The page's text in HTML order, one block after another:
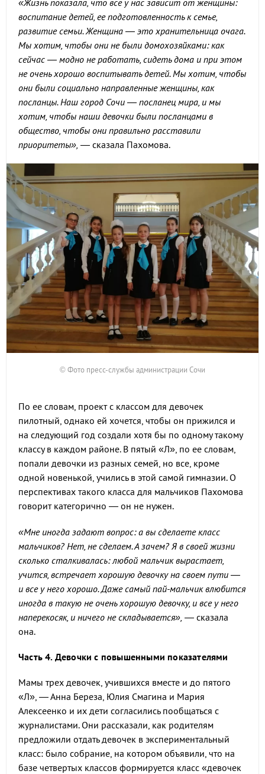
«Жизнь показала, что все у нас зависит от женщины:
воспитание детей, ее подготовленность к семье,
развитие семьи. Женщина — это хранительница очага.
Мы хотим, чтобы они не были домохозяйками: как
сейчас — модно не работать, сидеть дома и при этом
не очень хорошо воспитывать детей. Мы хотим, чтобы
они были социально направленные женщины, как
посланцы. Наш город Сочи — посланец мира, и мы
хотим, чтобы наши девочки были посланцами в
общество, чтобы они правильно расставили
приоритеты», — сказала Пахомова.
© Фото пресс-службы администрации Сочи
По ее словам, проект с классом для девочек
пилотный, однако ей хочется, чтобы он прижился и
на следующий год создали хотя бы по одному такому
классу в каждом районе. В пятый «Л», по ее словам,
попали девочки из разных семей, но все, кроме
одной новенькой, учились в этой самой гимназии. О
перспективах такого класса для мальчиков Пахомова
говорит категорично — он не нужен.
«Мне иногда задают вопрос: а вы сделаете класс
мальчиков? Нет, не сделаем. А зачем? Я в своей жизни
сколько сталкивалась: любой мальчик вырастает,
учится, встречает хорошую девочку на своем пути —
и все у него хорошо. Даже самый пай-мальчик влюбится
иногда в такую не очень хорошую девочку, и все у него
наперекосяк, и ничего не складывается», — сказала
она.
Часть 4. Девочки с повышенными показателями
Мамы трех девочек, учившихся вместе и до пятого
«Л», — Анна Береза, Юлия Смагина и Мария
Алексеенко и их дети согласились пообщаться с
журналистами. Они рассказали, как родителям
предложили отдать девочек в экспериментальный
класс: было собрание, на котором объявили, что на
базе четвертых классов формируется класс «девочек